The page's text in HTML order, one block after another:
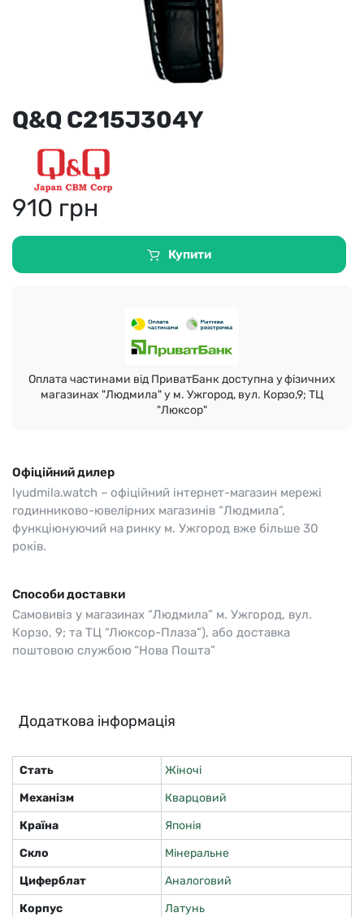
Q&Q C215J304Y
910 грн
Купити
Оплата частинами від ПриватБанк доступна у фізичних
магазинах "Людмила" у м. Ужгород, вул. Корзо,9; ТЦ
"Люксор"
Офіційний дилер
lyudmila.watch – офіційний інтернет-магазин мережі
годинниково-ювелірних магазинів “Людмила”,
функціюнуючий на ринку м. Ужгород вже більше 30
років.
Способи доставки
Самовивіз у магазинах “Людмила” м. Ужгород, вул.
Корзо, 9; та ТЦ “Люксор-Плаза”), або доставка
поштовою службою “Нова Пошта”
Додаткова інформація
Стать
Жіночі
Механізм
Кварцовий
Країна
Японія
Скло
Мінеральне
Циферблат
Аналоговий
Корпус
Латунь